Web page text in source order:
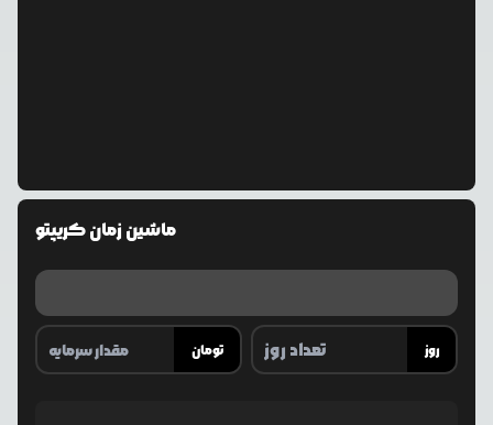
ماشین زمان کریپتو
تومان روز